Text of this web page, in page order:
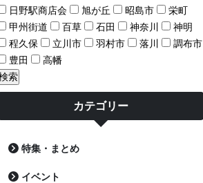
日野駅商店会
旭が丘 昭島市
栄町
甲州街道
百草 石田 神奈川
神明
程久保
立川市 羽村市 落川
調布市
豊田
高幡
カテゴリー
特集・まとめ
イベント